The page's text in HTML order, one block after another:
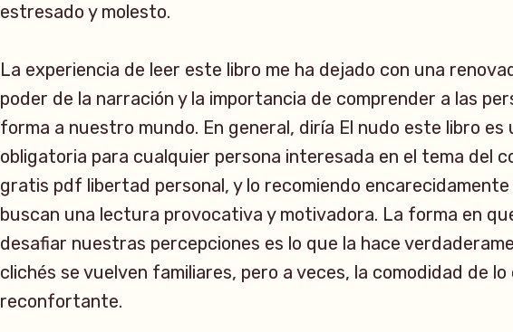
estresado y molesto.
La experiencia de leer este libro me ha dejado con una
poder de la narración y la importancia de comprender a las
forma a nuestro mundo. En general, diría El nudo este libro es
obligatoria para cualquier persona interesada en el tema del
gratis pdf libertad personal, y lo recomiendo
buscan una lectura provocativa y motivadora. La forma en
desafiar nuestras percepciones es lo que la hace
clichés se vuelven familiares, pero a veces, la comodidad de
reconfortante.